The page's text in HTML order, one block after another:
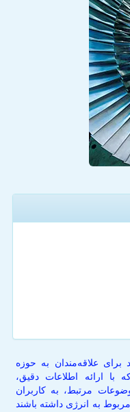
علاقه‌مندان به حوزه
ارائه اطلاعات دقیق،
مرتبط، به کاربران
به انرژی داشته باشند